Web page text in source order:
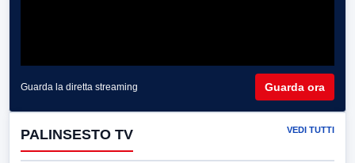
Guarda la diretta streaming Guarda ora
PALINSESTO TV VEDI TUTTI